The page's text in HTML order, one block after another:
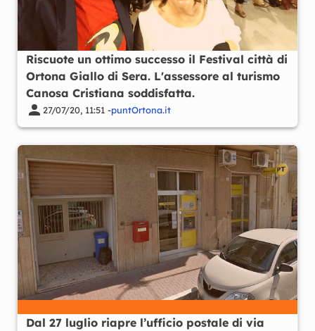
Riscuote un ottimo successo il Festival città di
Ortona Giallo di Sera. L'assessore al turismo
Canosa Cristiana soddisfatta.
27/07/20, 11:51 -puntOrtona.it
Dal 27 luglio riapre l’ufficio postale di via